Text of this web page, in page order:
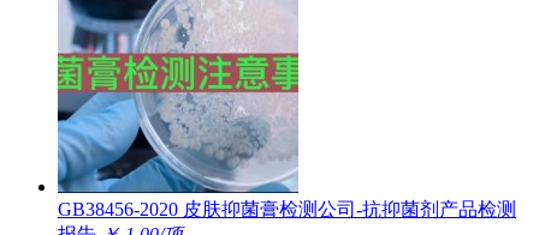
GB38456-2020 皮肤抑菌膏检测公司-抗抑菌剂产品检测